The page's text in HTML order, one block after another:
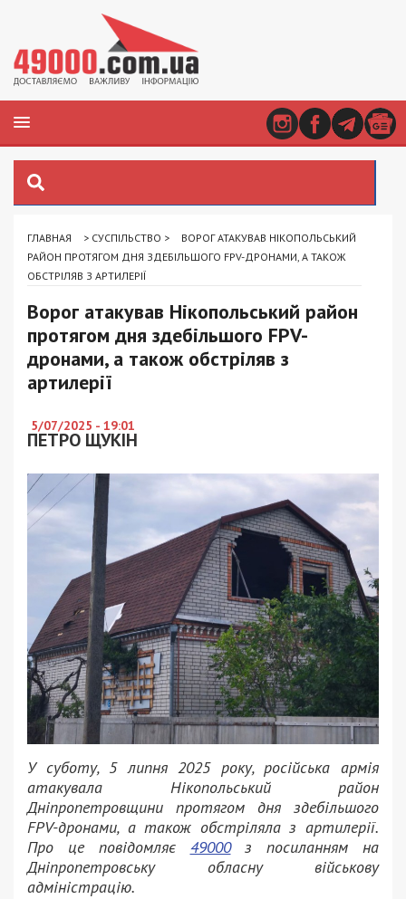
ГЛАВНАЯ > СУСПІЛЬСТВО >
ВОРОГ АТАКУВАВ НІКОПОЛЬСЬКИЙ
РАЙОН ПРОТЯГОМ ДНЯ ЗДЕБІЛЬШОГО FPV-ДРОНАМИ, А ТАКОЖ
ОБСТРІЛЯВ З АРТИЛЕРІЇ
Ворог атакував Нікопольський район
протягом дня здебільшого FPV-
дронами, а також обстріляв з
артилерії
5/07/2025 - 19:01
ПЕТРО ЩУКІН
У суботу, 5 липня 2025 року, російська армія
атакувала Нікопольський район
Дніпропетровщини протягом дня здебільшого
FPV-дронами, а також обстріляла з артилерії.
Про це повідомляє 49000з посиланням на
Дніпропетровську обласну військову
адміністрацію.